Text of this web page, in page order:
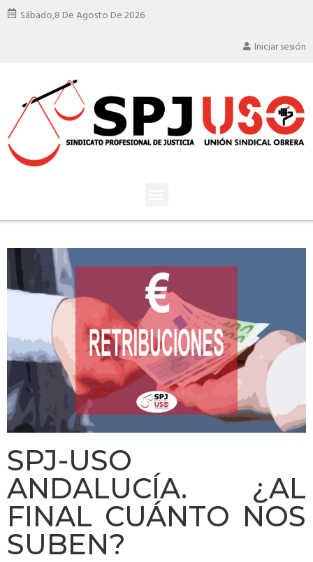
Sábado,8 De Agosto De 2026
Iniciar sesión
SPJ-USO
ANDALUCÍA. ¿AL
FINAL CUÁNTO NOS
SUBEN?